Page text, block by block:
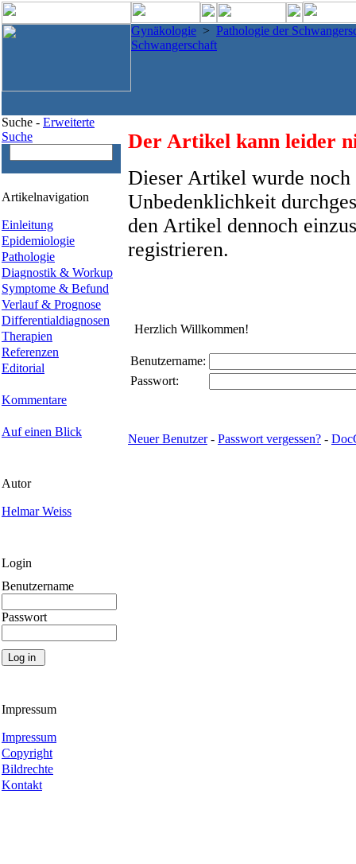
Gynäkologie > Pathologie der
Schwangerschaft
Suche - Erweiterte
Suche
Artikelnavigation
Einleitung
Epidemiologie
Pathologie
Diagnostik & Workup
Symptome & Befund
Verlauf & Prognose
Differentialdiagnosen
Therapien
Referenzen
Editorial
Kommentare
Auf einen Blick
Autor
Helmar Weiss
Login
Benutzername
Passwort
Impressum
Impressum
Copyright
Bildrechte
Kontakt
Der Artikel kann leider
Dieser Artikel wurde
Unbedenklichkeit
den Artikel dennoch
registrieren.
Herzlich Willkommen!
Benutzername:
Passwort:
Neuer Benutzer- Passwort vergessen? -